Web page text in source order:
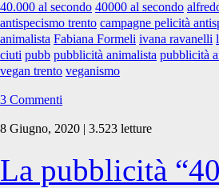
secondo”
a
Trento
sotto
la
neve
40.000 al secondo 40000 al secondo
antispecismo trento campagne pelicità
animalista Fabiana Formeli ivana ravanelli
ciuti pubb pubblicità animalista pubblicità
vegan trento veganismo
3 Commenti
8 Giugno, 2020 | 3.523 letture
La pubblicità